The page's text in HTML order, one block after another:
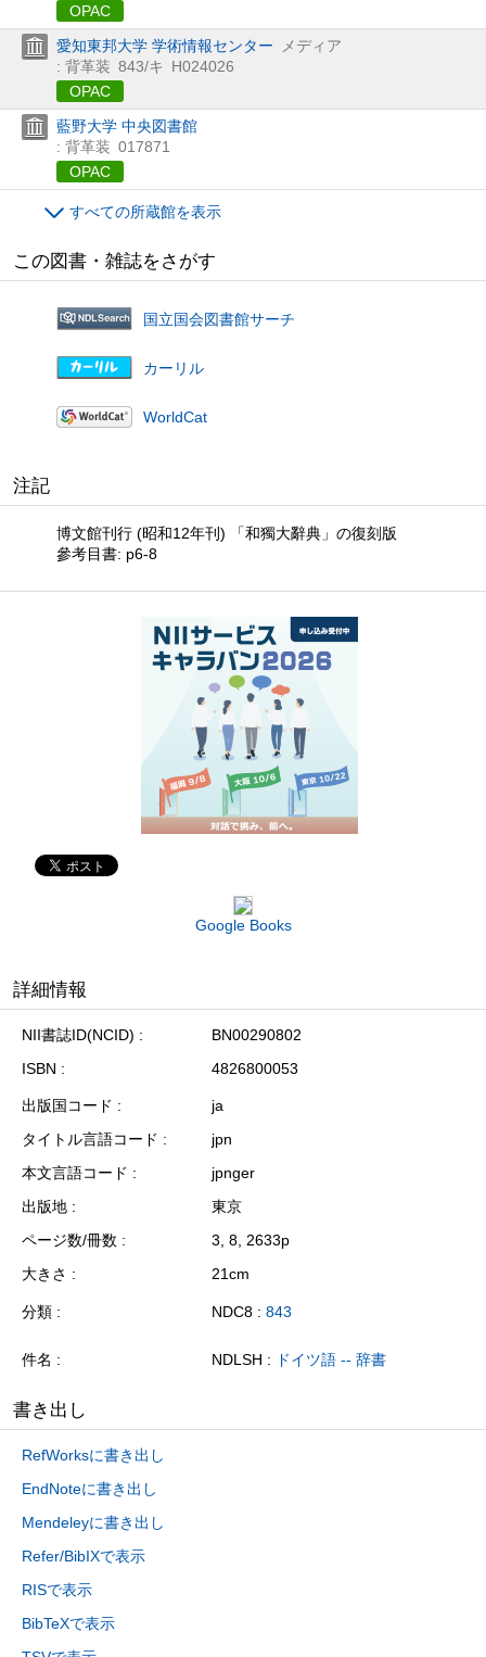
OPAC
愛知東邦大学 学術情報センター
メディア
: 背革装 843/キ
H024026
OPAC
藍野大学 中央図書館
: 背革装 017871
OPAC
すべての所蔵館を表示
この図書・雑誌をさがす
国立国会図書館サーチ
カーリル
WorldCat
注記
博文館刊行 (昭和12年刊) 「和獨大辭典」の復刻版
參考目書: p6-8
Google Books
詳細情報
NII書誌ID(NCID)
BN00290802
ISBN
4826800053
出版国コード
ja
タイトル言語コード
jpn
本文言語コード
jpnger
出版地
東京
ページ数/冊数
3, 8, 2633p
大きさ
21cm
分類 NDC8 : 843
件名 NDLSH : ドイツ語 -- 辞書
書き出し
RefWorksに書き出し
EndNoteに書き出し
Mendeleyに書き出し
Refer/BibIXで表示
RISで表示
BibTeXで表示